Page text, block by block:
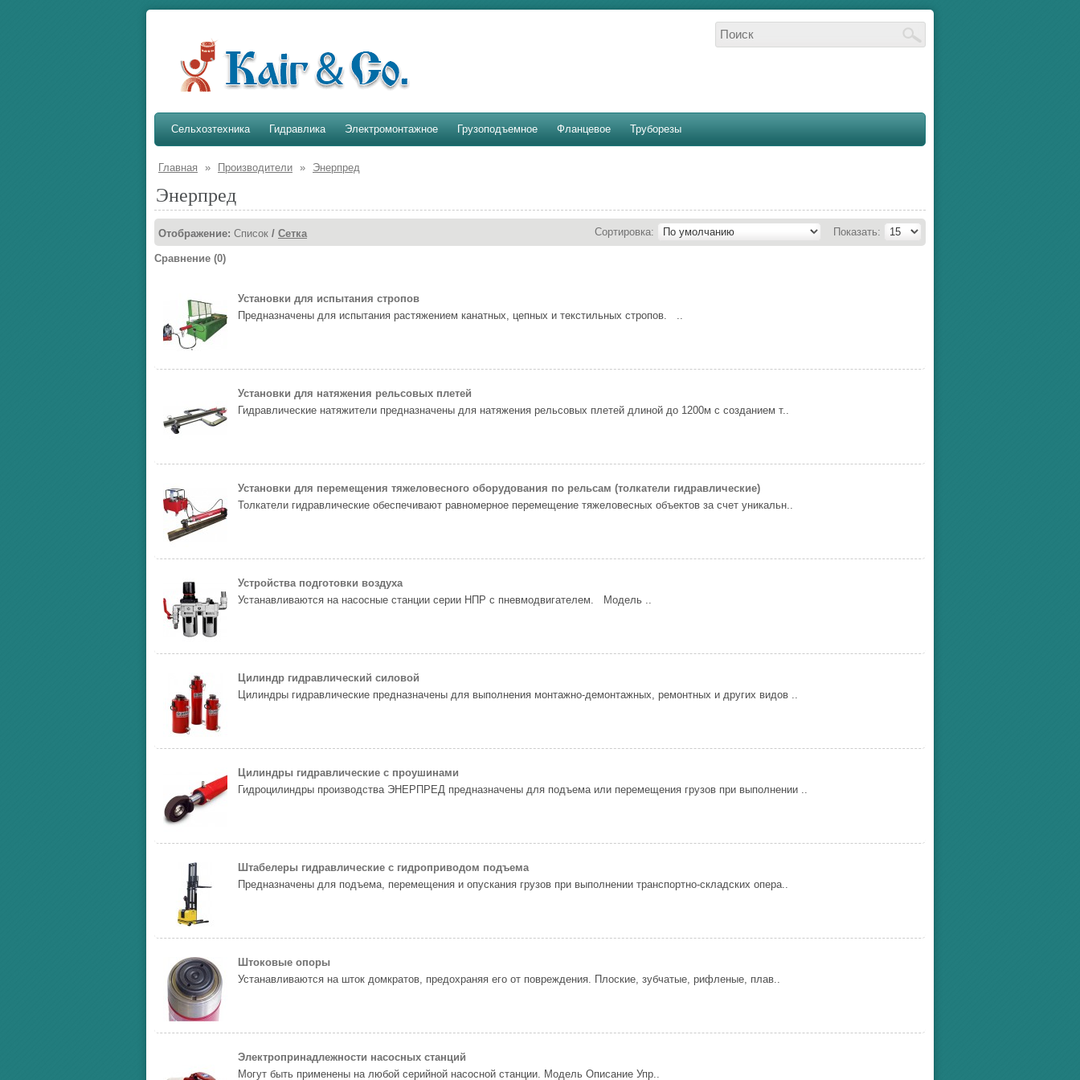
Сельхозтехника Гидравлика Электромонтажное Грузоподъемное Фланцевое Труборезы
Главная » Производители » Энерпред
Энерпред
Отображение: Список / Сетка Показать:
Сортировка:
Сравнение (0)
Установки для испытания стропов
Предназначены для испытания растяжением канатных, цепных и текстильных стропов. ..
Установки для натяжения рельсовых плетей
Гидравлические натяжители предназначены для натяжения рельсовых плетей длиной до 1200м с созданием т..
Установки для перемещения тяжеловесного оборудования по рельсам (толкатели гидравлические)
Толкатели гидравлические обеспечивают равномерное перемещение тяжеловесных объектов за счет уникальн..
Устройства подготовки воздуха
Устанавливаются на насосные станции серии НПР с пневмодвигателем. Модель ..
Цилиндр гидравлический силовой
Цилиндры гидравлические предназначены для выполнения монтажно-демонтажных, ремонтных и других видов ..
Цилиндры гидравлические с проушинами
Гидроцилиндры производства ЭНЕРПРЕД предназначены для подъема или перемещения грузов при выполнении ..
Штабелеры гидравлические c гидроприводом подъема
Предназначены для подъема, перемещения и опускания грузов при выполнении транспортно-складских опера..
Штоковые опоры
Устанавливаются на шток домкратов, предохраняя его от повреждения. Плоские, зубчатые, рифленые, плав..
Электропринадлежности насосных станций
Могут быть применены на любой серийной насосной станции. Модель Описание Уп­р..